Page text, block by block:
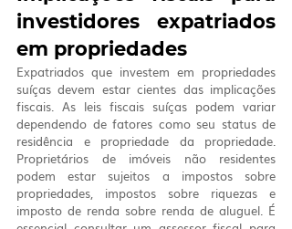
investidores expatriados
em propriedades
Expatriados que investem em propriedades
suíças devem estar cientes das implicações
fiscais. As leis fiscais suíças podem variar
dependendo de fatores como seu status de
residência e propriedade da propriedade.
Proprietários de imóveis não residentes
podem estar sujeitos a impostos sobre
propriedades, impostos sobre riquezas e
imposto de renda sobre renda de aluguel. É